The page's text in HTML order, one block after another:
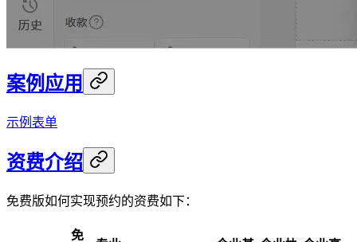
案例应用
示例表单
资费介绍
免费版如何实现预约的资费如下：
免